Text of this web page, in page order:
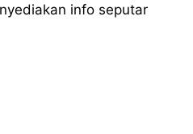
info seputar